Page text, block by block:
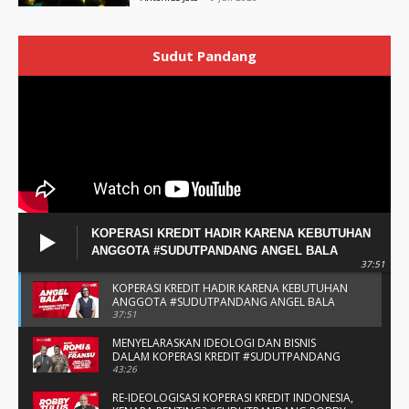
Sudut Pandang
KOPERASI KREDIT HADIR KARENA KEBUTUHAN
ANGGOTA #SUDUTPANDANG ANGEL BALA
37:51
KOPERASI KREDIT HADIR KARENA KEBUTUHAN
ANGGOTA #SUDUTPANDANG ANGEL BALA
37:51
MENYELARASKAN IDEOLOGI DAN BISNIS
DALAM KOPERASI KREDIT #SUDUTPANDANG
BAPAK ROMI & BAPAK FRANSU
43:26
RE-IDEOLOGISASI KOPERASI KREDIT INDONESIA,